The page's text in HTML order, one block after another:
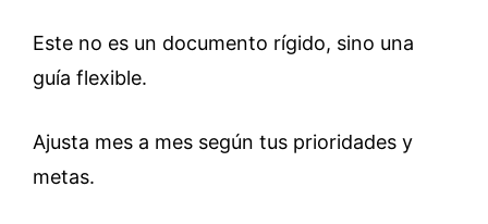
Este no es un documento rígido, sino una
guía flexible.
Ajusta mes a mes según tus prioridades y
metas.